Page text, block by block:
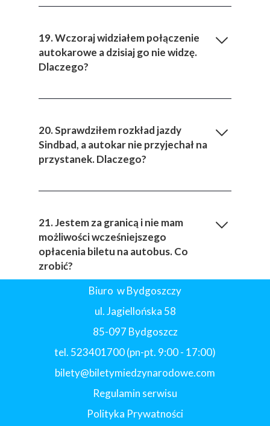
21. Jestem za granicą i nie mam
możliwości wcześniejszego
opłacenia biletu na autobus. Co
zrobić?
20. Sprawdziłem rozkład jazdy
Sindbad, a autokar nie przyjechał na
przystanek. Dlaczego?
19. Wczoraj widziałem połączenie
autokarowe a dzisiaj go nie widzę.
Dlaczego?
Biuro w Bydgoszczy
ul. Jagiellońska 58
85-097 Bydgoszcz
tel. 523401700 (pn-pt. 9:00 - 17:00)
bilety@biletymiedzynarodowe.com
Regulamin serwisu
Polityka Prywatności